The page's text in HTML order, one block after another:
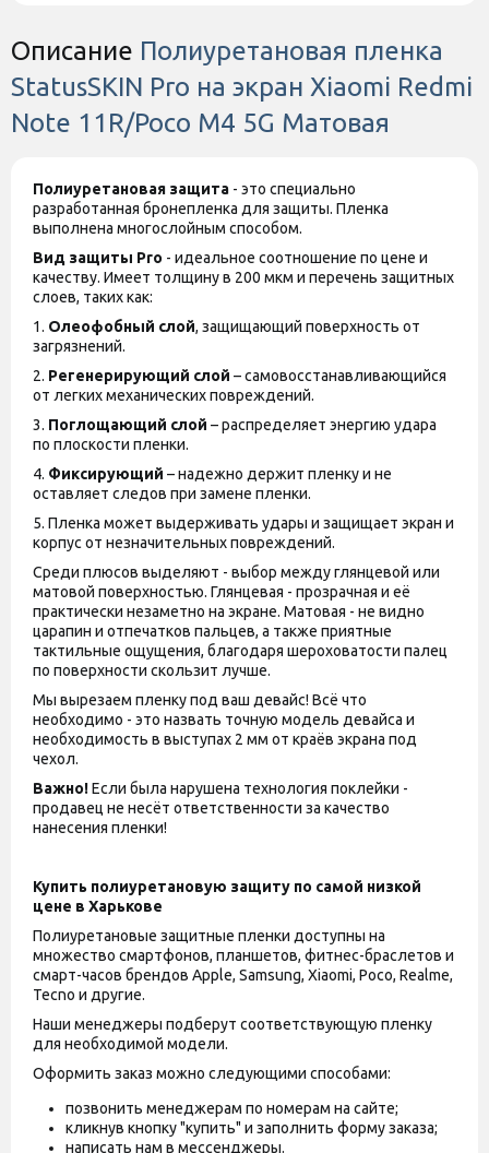
Описание Полиуретановая пленка
StatusSKIN Pro на экран Xiaomi Redmi
Note 11R/Poco M4 5G Матовая
Полиуретановая защита - это специально
разработанная бронепленка для защиты. Пленка
выполнена многослойным способом.
Вид защиты Pro - идеальное соотношение по цене и
качеству. Имеет толщину в 200 мкм и перечень защитных
слоев, таких как:
1. Олеофобный слой, защищающий поверхность от
загрязнений.
2. Регенерирующий слой – самовосстанавливающийся
от легких механических повреждений.
3. Поглощающий слой – распределяет энергию удара
по плоскости пленки.
4. Фиксирующий – надежно держит пленку и не
оставляет следов при замене пленки.
5. Пленка может выдерживать удары и защищает экран и
корпус от незначительных повреждений.
Среди плюсов выделяют - выбор между глянцевой или
матовой поверхностью. Глянцевая - прозрачная и её
практически незаметно на экране. Матовая - не видно
царапин и отпечатков пальцев, а также приятные
тактильные ощущения, благодаря шероховатости палец
по поверхности скользит лучше.
Мы вырезаем пленку под ваш девайс! Всё что
необходимо - это назвать точную модель девайса и
необходимость в выступах 2 мм от краёв экрана под
чехол.
Важно!Если была нарушена технология поклейки -
продавец не несёт ответственности за качество
нанесения пленки!
Купить полиуретановую защиту по самой низкой
цене в Харькове
Полиуретановые защитные пленки доступны на
множество смартфонов, планшетов, фитнес-браслетов и
смарт-часов брендов Apple, Samsung, Xiaomi, Poco, Realme,
Tecno и другие.
Наши менеджеры подберут соответствующую пленку
для необходимой модели.
Оформить заказ можно следующими способами:
позвонить менеджерам по номерам на сайте;
кликнув кнопку "купить" и заполнить форму заказа;
написать нам в мессенджеры.